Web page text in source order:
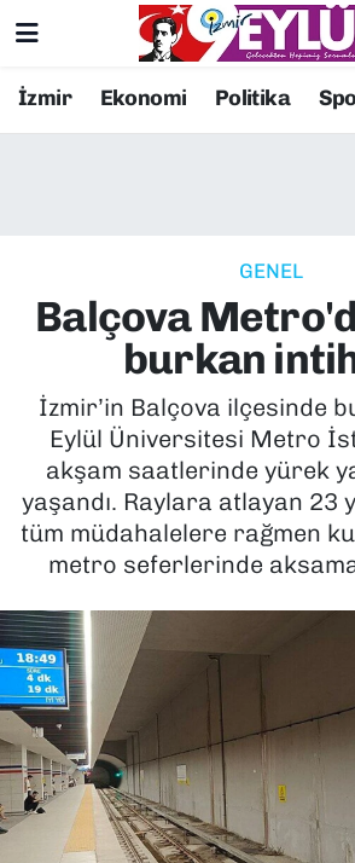
İzmir Ekonomi Politika
GENEL
Balçova
burkan
İzmir’in Balçova ilçesinde
Eylül Üniversitesi Metro
akşam saatlerinde yürek
yaşandı. Raylara atlayan 23
tüm müdahalelere rağmen
metro seferlerinde
Resmi İlanlar
EKONOMİ
KÜLTÜR SANAT
MAGAZİN
POLİTİKA
SPOR
TEKNOLOJİ
YAŞAM
YEREL YÖNETİMLER
Konak Nöbetçi Eczaneler
Süper Lig Puan Durumu ve
Tüm Manşetler
Son Dakika Haberleri
Haber Arşivi